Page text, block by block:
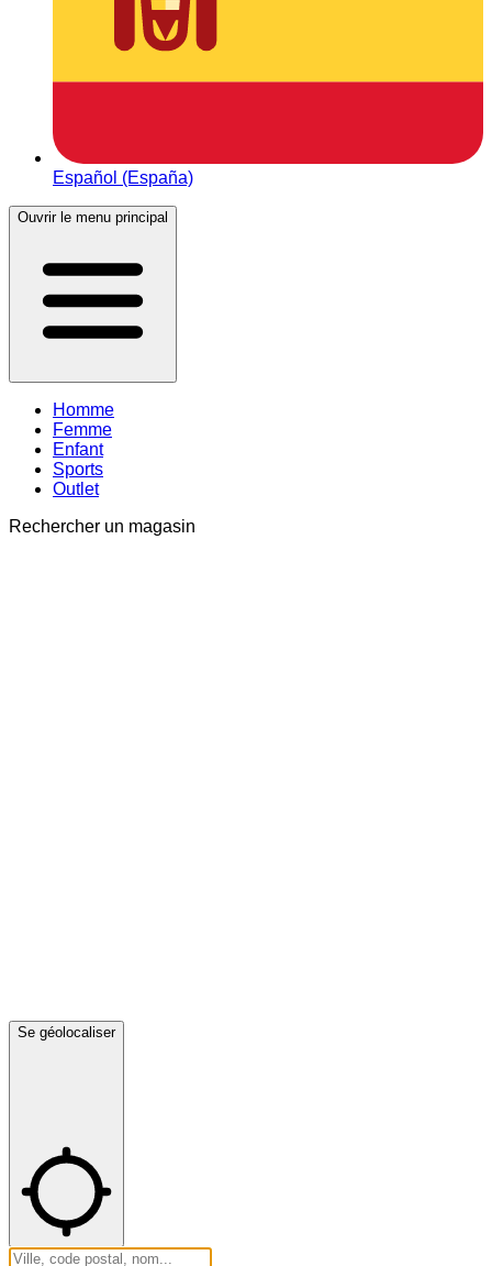
Español (España)
Ouvrir le menu principal
Homme
Femme
Enfant
Sports
Outlet
Rechercher un magasin
Se géolocaliser